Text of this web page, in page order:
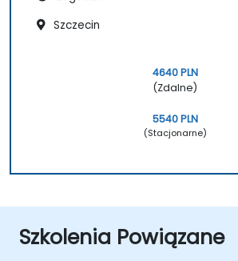
Szczecin
4640 PLN
(Zdalne)
5540 PLN
(Stacjonarne)
Szkolenia Powiązane